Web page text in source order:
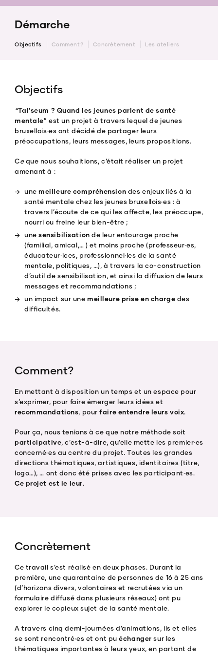
Démarche
Objectifs Comment? Concrètement Les ateliers
Objectifs
“Tal’seum ? Quand les jeunes parlent de santé
mentale” est un projet à travers lequel de jeunes
bruxellois·es ont décidé de partager leurs
préoccupations, leurs messages, leurs propositions.
Ceque nous souhaitions, c’était réaliser un projet
amenant à :
unemeilleure compréhension des enjeux liés à la
santé mentale chez les jeunes bruxellois·es : à
travers l’écoute de ce qui les affecte, les préoccupe,
nourri ou freine leur bien-être ;
unesensibilisationde leur entourage proche
(familial, amical,… ) et moins proche (professeur·es,
éducateur·ices, professionnel·les de la santé
mentale, politiques, …), à travers la co-construction
d’outil de sensibilisation, et ainsi la diffusion de leurs
messages et recommandations ;
un impact sur une meilleure prise en charge des
difficultés.
Comment?
En mettant à disposition un temps et un espace pour
s’exprimer, pour faire émerger leurs idées et
recommandations, pour faire entendre leurs voix.
Pour ça, nous tenions à ce que notre méthode soit
participative, c’est-à-dire, qu’elle mette les premier·es
concerné·es au centre du projet. Toutes les grandes
directions thématiques, artistiques, identitaires (titre,
logo…), … ont donc été prises avec les participant·es.
Ce projet est le leur.
Concrètement
Ce travail s’est réalisé en deux phases. Durant la
première, une quarantaine de personnes de 16 à 25 ans
(d’horizons divers, volontaires et recrutées via un
formulaire diffusé dans plusieurs réseaux) ont pu
explorer le copieux sujet de la santé mentale.
A travers cinq demi-journées d’animations, ils et elles
se sont rencontré·es et ont puéchangersur les
thématiques importantes à leurs yeux, en partant de